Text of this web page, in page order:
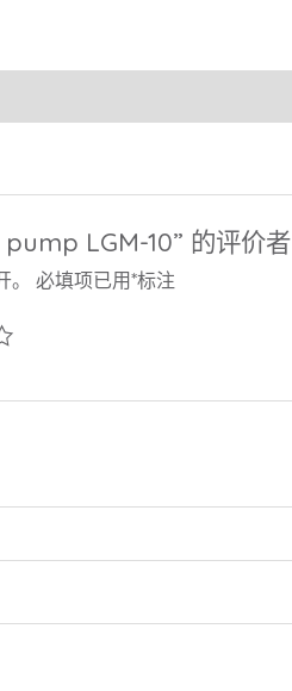
LGM-10” 的评价者
必填项已用*标注